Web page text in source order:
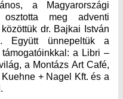
a Magyarországi
meg adventi
dr. Bajkai István
Együtt ünnepeltük a
a Libri –
a Montázs Art Café,
+ Nagel Kft. és a